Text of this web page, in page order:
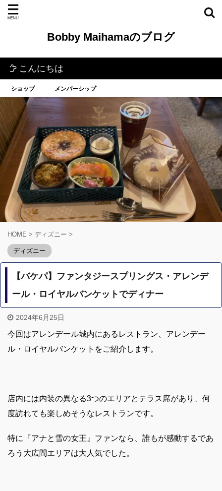
Bobby Maihamaのブログ
ちは
ショップ メンバーシップ
HOME > ディズニー >
ディズニー
【バケパ】ファンタジースプリングス・アレンデ
ール・ロイヤルバンケットでディナー
2024年6月25日
今回はアレンデール城内にあるレストラン、アレンデー
ル・ロイヤルバンケットをご紹介します。
店内には内装の異なる3つのエリアとテラス席があり、何
度訪れても楽しめそうなレストランです。
特に『アナと雪の女王』ファンなら、誰もが感動するであ
ろう大広間エリアは大人気でした。